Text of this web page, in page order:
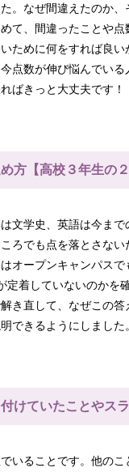
。なぜ間違えたのか
て、間違ったことや
ために何をすれば良い
点数が伸び悩んでいる
ばきっと大丈夫です！
方【高校３年生の
文学史、英語は今ま
ろでも点を落とさない
オープンキャンパス
定着していないのかを
き直して、なぜこの
できるようにしました。
けていたことやス
いることです。他のこ